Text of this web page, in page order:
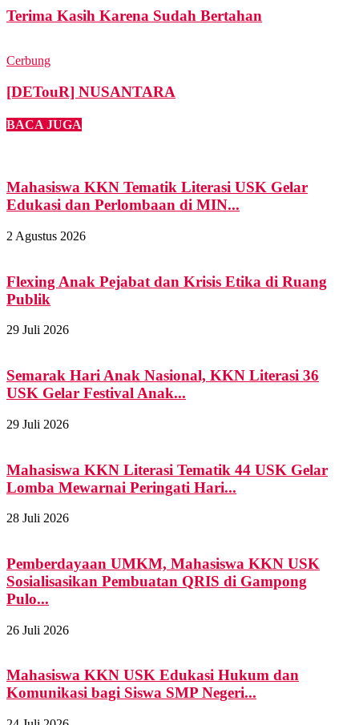
Terima Kasih Karena Sudah Bertahan
Cerbung
[DETouR] NUSANTARA
BACA JUGA
Mahasiswa KKN Tematik Literasi USK Gelar
Edukasi dan Perlombaan di MIN...
2 Agustus 2026
Flexing Anak Pejabat dan Krisis Etika di Ruang
Publik
29 Juli 2026
Semarak Hari Anak Nasional, KKN Literasi 36
USK Gelar Festival Anak...
29 Juli 2026
Mahasiswa KKN Literasi Tematik 44 USK Gelar
Lomba Mewarnai Peringati Hari...
28 Juli 2026
Pemberdayaan UMKM, Mahasiswa KKN USK
Sosialisasikan Pembuatan QRIS di Gampong
Pulo...
26 Juli 2026
Mahasiswa KKN USK Edukasi Hukum dan
Komunikasi bagi Siswa SMP Negeri...